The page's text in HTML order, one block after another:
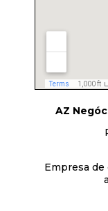
AZ
Empresa de